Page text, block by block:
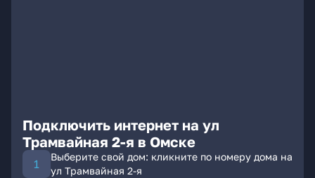
Подключить интернет на ул
Трамвайная 2-я в Омске
Выберите свой дом: кликните по номеру дома на
ул Трамвайная 2-я